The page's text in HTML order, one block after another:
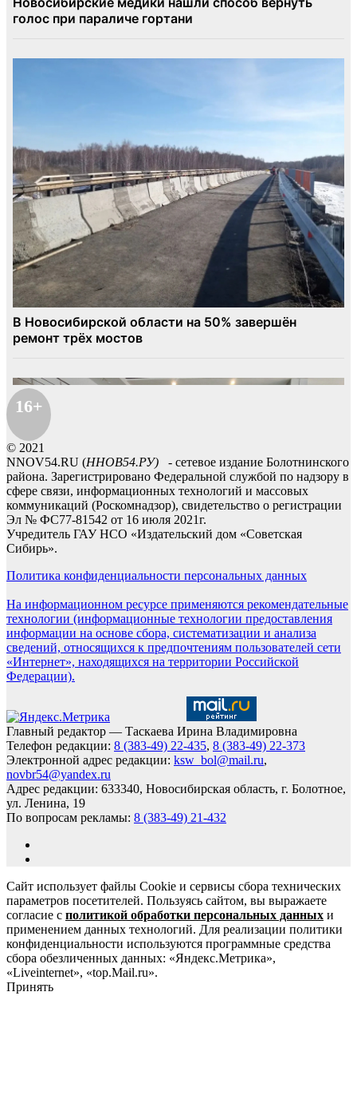
16+
© 2021
NNOV54.RU (ННОВ54.РУ) - сетевое издание Болотнинского
района. Зарегистрировано Федеральной службой по надзору в
сфере связи, информационных технологий и массовых
коммуникаций (Роскомнадзор), свидетельство о регистрации
Эл № ФС77-81542 от 16 июля 2021г.
Учредитель ГАУ НСО «Издательский дом «Советская
Сибирь».
Политика конфиденциальности персональных данных
На информационном ресурсе применяются рекомендательные
технологии (информационные технологии предоставления
информации на основе сбора, систематизации и анализа
сведений, относящихся к предпочтениям пользователей сети
«Интернет», находящихся на территории Российской
Федерации).
Главный редактор — Таскаева Ирина Владимировна
Телефон редакции: 8 (383-49) 22-435, 8 (383-49) 22-373
Электронной адрес редакции: ksw_bol@mail.ru,
novbr54@yandex.ru
Адрес редакции: 633340, Новосибирская область, г. Болотное,
ул. Ленина, 19
По вопросам рекламы: 8 (383-49) 21-432
Сайт использует файлы Cookie и сервисы сбора технических
параметров посетителей. Пользуясь сайтом, вы выражаете
согласие с политикой обработки персональных данных и
применением данных технологий. Для реализации политики
конфиденциальности используются программные средства
сбора обезличенных данных: «Яндекс.Метрика»,
«Liveinternet», «top.Mail.ru».
Принять